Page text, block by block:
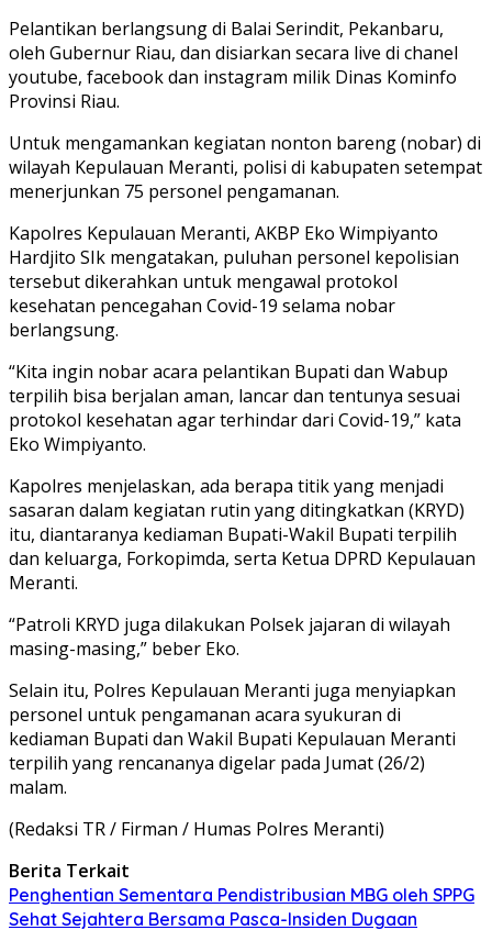
Pelantikan berlangsung di Balai Serindit, Pekanbaru,
oleh Gubernur Riau, dan disiarkan secara live di chanel
youtube, facebook dan instagram milik Dinas Kominfo
Provinsi Riau.
Untuk mengamankan kegiatan nonton bareng (nobar) di
wilayah Kepulauan Meranti, polisi di kabupaten setempat
menerjunkan 75 personel pengamanan.
Kapolres Kepulauan Meranti, AKBP Eko Wimpiyanto
Hardjito SIk mengatakan, puluhan personel kepolisian
tersebut dikerahkan untuk mengawal protokol
kesehatan pencegahan Covid-19 selama nobar
berlangsung.
“Kita ingin nobar acara pelantikan Bupati dan Wabup
terpilih bisa berjalan aman, lancar dan tentunya sesuai
protokol kesehatan agar terhindar dari Covid-19,” kata
Eko Wimpiyanto.
Kapolres menjelaskan, ada berapa titik yang menjadi
sasaran dalam kegiatan rutin yang ditingkatkan (KRYD)
itu, diantaranya kediaman Bupati-Wakil Bupati terpilih
dan keluarga, Forkopimda, serta Ketua DPRD Kepulauan
Meranti.
“Patroli KRYD juga dilakukan Polsek jajaran di wilayah
masing-masing,” beber Eko.
Selain itu, Polres Kepulauan Meranti juga menyiapkan
personel untuk pengamanan acara syukuran di
kediaman Bupati dan Wakil Bupati Kepulauan Meranti
terpilih yang rencananya digelar pada Jumat (26/2)
malam.
(Redaksi TR / Firman / Humas Polres Meranti)
Berita Terkait
Penghentian Sementara Pendistribusian MBG oleh SPPG
Sehat Sejahtera Bersama Pasca-Insiden Dugaan